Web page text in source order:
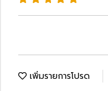
เพิ่มรายการโปรด